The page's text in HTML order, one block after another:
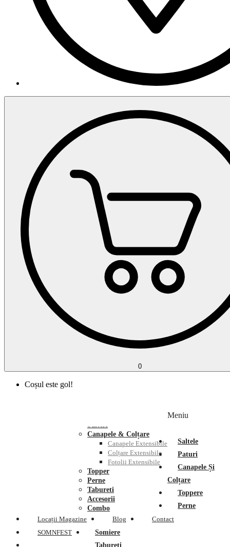
0
Coșul este gol!
Saltele
Canapele & Colțare
Canapele Extensibile
Colțare Extensibile
Fotolii Extensibile
Topper
Perne
Tabureti
Accesorii
Combo
Locații Magazine Blog
Contact
SOMNFEST
Meniu
Saltele
Paturi
Canapele Și
Colțare
Toppere
Perne
Somiere
Tabureți